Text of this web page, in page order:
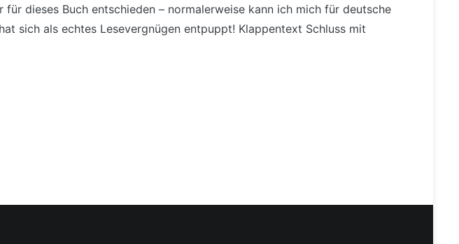
dieses Buch entschieden – normalerweise kann ich mich für deutsche
sich als echtes Lesevergnügen entpuppt! Klappentext Schluss mit